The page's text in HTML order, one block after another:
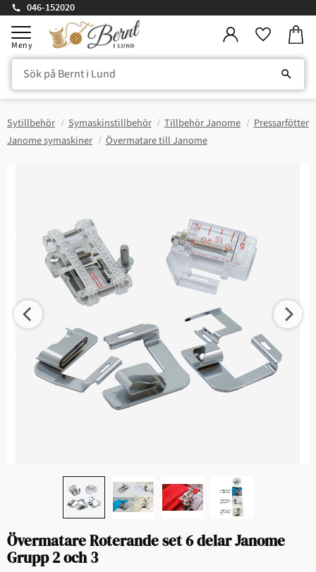
Meny
046-152020
Sytillbehör Symaskinstillbehör Tillbehör Janome
Pressarfötter
Janome symaskiner
Övermatare till Janome
Övermatare Roterande set 6 delar Janome
Grupp 2 och 3